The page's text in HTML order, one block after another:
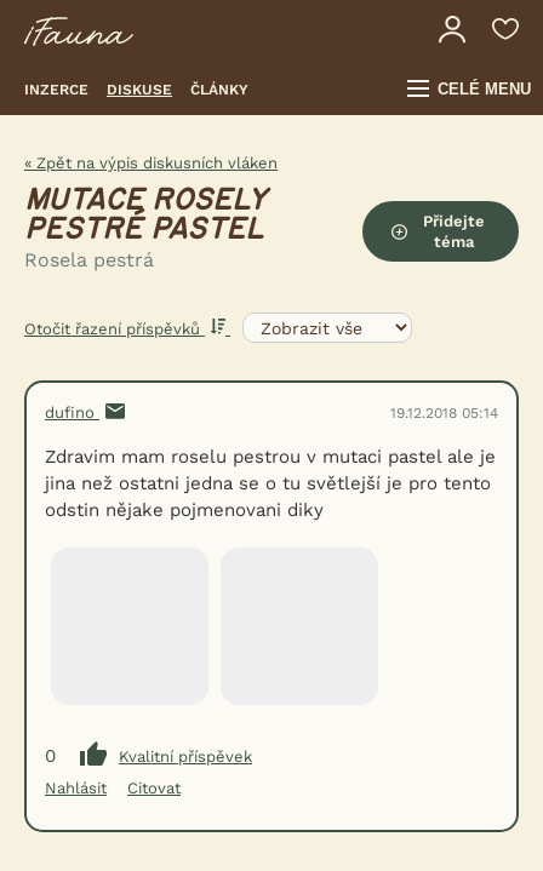
INZERCE DISKUSE ČLÁNKY CELÉ MENU
« Zpět na výpis diskusních vláken
MUTACE ROSELY
PESTRÉ PASTEL
Rosela pestrá
Přidejte
téma
Otočit řazení příspěvků
dufino 19.12.2018 05:14
Zdravim mam roselu pestrou v mutaci pastel ale je
jina než ostatni jedna se o tu světlejší je pro tento
odstin nějake pojmenovani diky
0
Kvalitní příspěvek
Nahlásit
Citovat